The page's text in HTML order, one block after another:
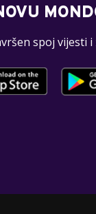
spoj vijesti i